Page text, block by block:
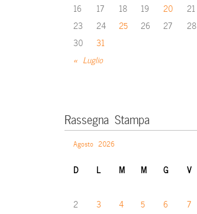
« Luglio
16
17 18 19 20 21
23
24 25 26 27 28
30
31
Rassegna Stampa
Agosto 2026
D L M M G V
2
3 4 5 6 7